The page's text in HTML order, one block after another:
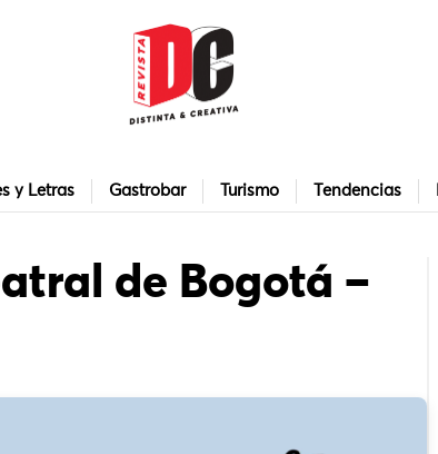
y Letras Gastrobar Turismo Tendencias
de Bogotá –